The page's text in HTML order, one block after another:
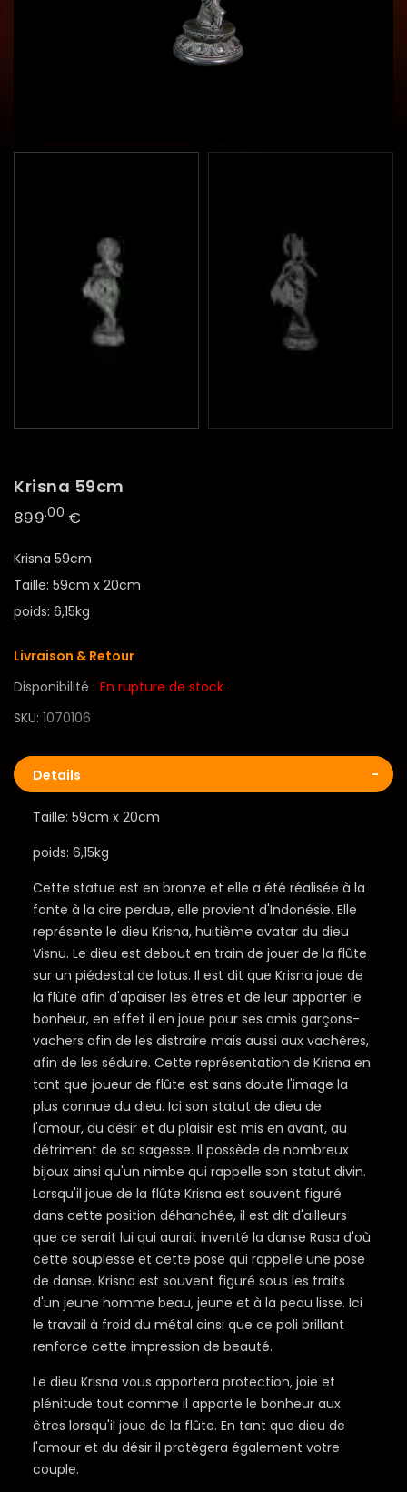
Krisna 59cm
899.00 €
Krisna 59cm
Taille: 59cm x 20cm
poids: 6,15kg
Livraison & Retour
Disponibilité : En rupture de stock
SKU 1070106
Details
Taille: 59cm x 20cm
poids: 6,15kg
Cette statue est en bronze et elle a été réalisée à la
fonte à la cire perdue, elle provient d'Indonésie. Elle
représente le dieu Krisna, huitième avatar du dieu
Visnu. Le dieu est debout en train de jouer de la flûte
sur un piédestal de lotus. Il est dit que Krisna joue de
la flûte afin d'apaiser les êtres et de leur apporter le
bonheur, en effet il en joue pour ses amis garçons-
vachers afin de les distraire mais aussi aux vachères,
afin de les séduire. Cette représentation de Krisna en
tant que joueur de flûte est sans doute l'image la
plus connue du dieu. Ici son statut de dieu de
l'amour, du désir et du plaisir est mis en avant, au
détriment de sa sagesse. Il possède de nombreux
bijoux ainsi qu'un nimbe qui rappelle son statut divin.
Lorsqu'il joue de la flûte Krisna est souvent figuré
dans cette position déhanchée, il est dit d'ailleurs
que ce serait lui qui aurait inventé la danse Rasa d'où
cette souplesse et cette pose qui rappelle une pose
de danse. Krisna est souvent figuré sous les traits
d'un jeune homme beau, jeune et à la peau lisse. Ici
le travail à froid du métal ainsi que ce poli brillant
renforce cette impression de beauté.
Le dieu Krisna vous apportera protection, joie et
plénitude tout comme il apporte le bonheur aux
êtres lorsqu'il joue de la flûte. En tant que dieu de
l'amour et du désir il protègera également votre
couple.